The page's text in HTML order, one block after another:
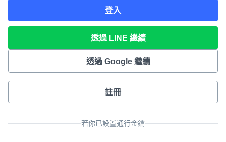
登入
透過 LINE 繼續
透過 Google 繼續
註冊
若你已設置通行金鑰